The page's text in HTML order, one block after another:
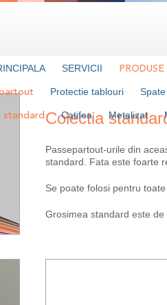
SERVICII PRODUSE
standard Catifea Metalizat
Protectie tablouri
Colectia
Passepartout-urile din
standard. Fata este foarte
Se poate folosi pentru
Grosimea standard este